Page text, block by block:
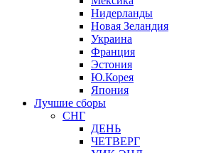
Нидерланды
Новая Зеландия
Украина
Франция
Эстония
Ю.Корея
Япония
Лучшие сборы
СНГ
ДЕНЬ
ЧЕТВЕРГ